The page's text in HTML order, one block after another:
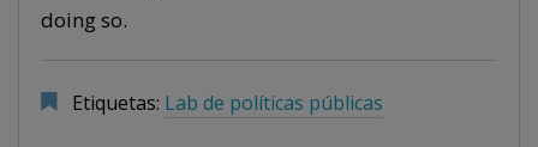
doing so.
Etiquetas: Lab de políticas públicas